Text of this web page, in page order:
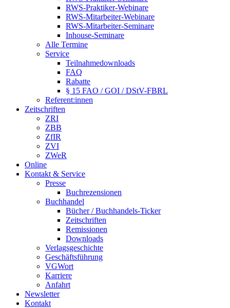
RWS-Praktiker-Webinare
RWS-Mitarbeiter-Webinare
RWS-Mitarbeiter-Seminare
Inhouse-Seminare
Alle Termine
Service
Teilnahmedownloads
FAQ
Rabatte
§ 15 FAO / GOI / DStV-FBRL
Referent:innen
Zeitschriften
ZRI
ZBB
ZfIR
ZVI
ZWeR
Online
Kontakt & Service
Presse
Buchrezensionen
Buchhandel
Bücher / Buchhandels-Ticker
Zeitschriften
Remissionen
Downloads
Verlagsgeschichte
Geschäftsführung
VGWort
Karriere
Anfahrt
Newsletter
Kontakt